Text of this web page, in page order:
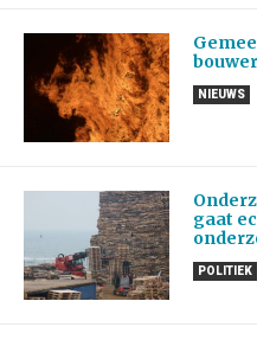
NIEUWS
gaat
POLITIEK